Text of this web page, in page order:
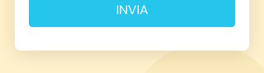
INVIA